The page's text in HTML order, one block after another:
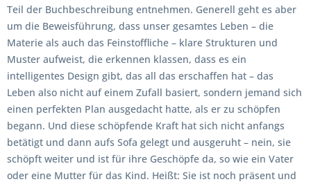
Teil der Buchbeschreibung entnehmen. Generell geht es aber
um die Beweisführung, dass unser gesamtes Leben – die
Materie als auch das Feinstoffliche – klare Strukturen und
Muster aufweist, die erkennen klassen, dass es ein
intelligentes Design gibt, das all das erschaffen hat – das
Leben also nicht auf einem Zufall basiert, sondern jemand sich
einen perfekten Plan ausgedacht hatte, als er zu schöpfen
begann. Und diese schöpfende Kraft hat sich nicht anfangs
betätigt und dann aufs Sofa gelegt und ausgeruht – nein, sie
schöpft weiter und ist für ihre Geschöpfe da, so wie ein Vater
oder eine Mutter für das Kind. Heißt: Sie ist noch präsent und